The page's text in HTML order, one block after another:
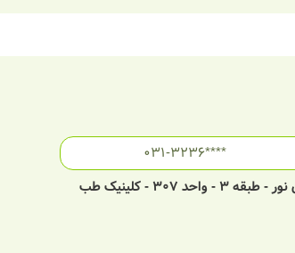
031-3236****
اصفهان - خیابان شمس آبادی - جنب کوچه (۱۴) فرهمند - ساختمان نور - طبقه ۳ - واحد ۳۰۷ - کلینیک طب